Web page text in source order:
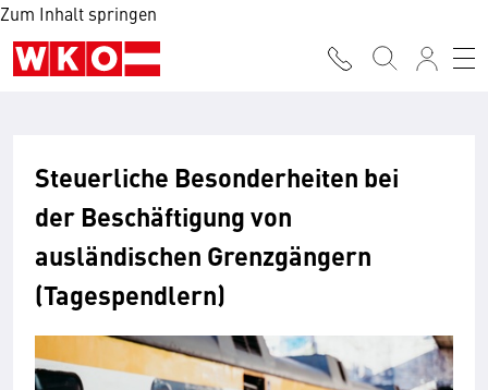
Zum Inhalt springen
Steuerliche Besonderheiten bei
der Beschäftigung von
ausländischen Grenzgängern
(Tagespendlern)